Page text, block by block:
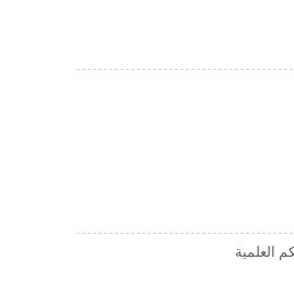
العلمية